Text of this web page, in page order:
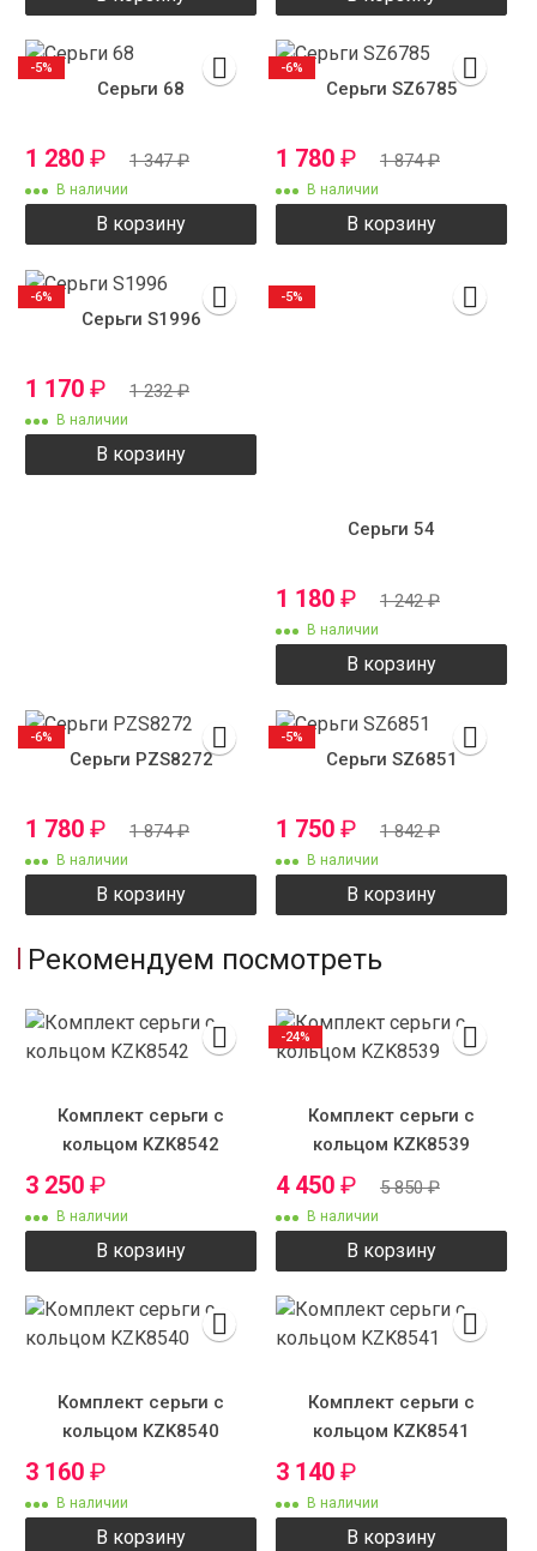
Серьги 68
1 280 ₽ 1 347₽
В наличии
В корзину
-5%
Серьги SZ6785
1 780 ₽ 1 874₽
В наличии
В корзину
-6%
Серьги S1996
1 170 ₽ 1 232₽
В наличии
В корзину
-6%
Серьги 54
1 180 ₽ 1 242₽
В наличии
В корзину
-5%
Серьги PZS8272
1 780 ₽ 1 874₽
В наличии
В корзину
-6%
Серьги SZ6851
1 750 ₽ 1 842₽
В наличии
В корзину
-5%
Рекомендуем посмотреть
Комплект серьги с
кольцом KZK8542
3 250 ₽
В наличии
В корзину
Комплект серьги с
кольцом KZK8539
4 450 ₽ 5 850₽
В наличии
В корзину
-24%
Комплект серьги с
кольцом KZK8540
3 160 ₽
В наличии
В корзину
Комплект серьги с
кольцом KZK8541
3 140 ₽
В наличии
В корзину